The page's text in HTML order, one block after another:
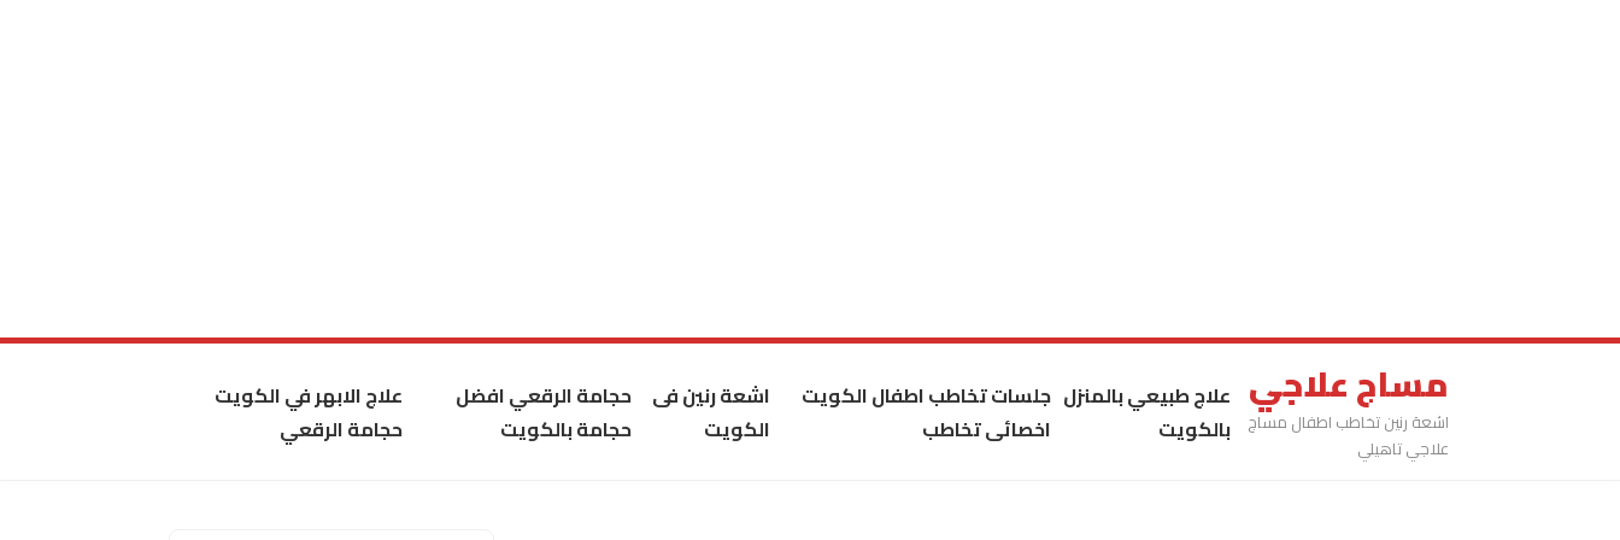
مساج علاجي
اشعة رنين تخاطب اطفال مساج
علاجي تاهيلي
علاج طبيعي بالمنزل
بالكويت
جلسات تخاطب اطفال الكويت
اخصائى تخاطب
اشعة رنين فى
الكويت
حجامة الرقعي افضل
حجامة بالكويت
علاج الابهر في الكويت
حجامة الرقعي